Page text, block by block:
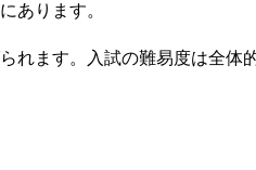
あります。
れます。入試の難易度は全体